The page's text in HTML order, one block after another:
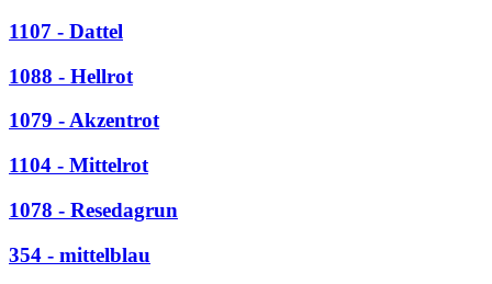
1107 - Dattel
1088 - Hellrot
1079 - Akzentrot
1104 - Mittelrot
1078 - Resedagrun
354 - mittelblau